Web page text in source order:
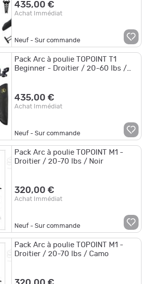
435,00 €
Achat Immédiat
Neuf - Sur commande
Pack Arc à poulie TOPOINT T1
Beginner - Droitier / 20-60 lbs /
435,00 €
Achat Immédiat
Neuf - Sur commande
Pack Arc à poulie TOPOINT M1 -
Droitier / 20-70 lbs / Noir
320,00 €
Achat Immédiat
Neuf - Sur commande
Pack Arc à poulie TOPOINT M1 -
Droitier / 20-70 lbs / Camo